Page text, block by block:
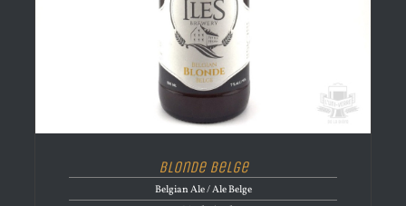
Blonde Belge
Belgian Ale / Ale Belge